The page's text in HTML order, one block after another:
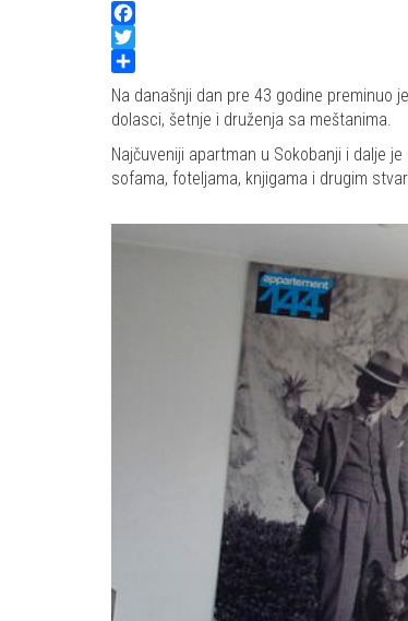
Facebook
Twitter
Share
Na današnji dan pre 43 godine preminuo
dolasci, šetnje i druženja sa meštanima.
Najčuveniji apartman u Sokobanji i dalje
sofama, foteljama, knjigama i drugim